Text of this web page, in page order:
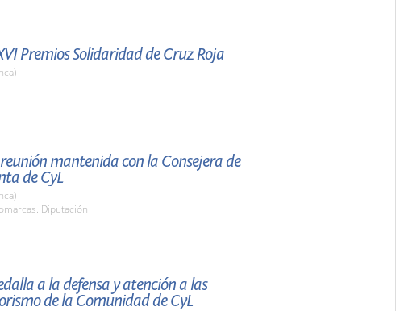
Premios Solidaridad de Cruz Roja
mantenida con la Consejera de
de CyL
Diputación
a la defensa y atención a las
de la Comunidad de CyL